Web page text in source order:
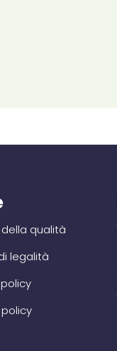
qualità
legalità